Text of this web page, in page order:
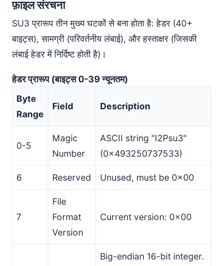
फ़ाइल संरचना
SU3 प्रारूप तीन मुख्य घटकों से बना होता है: हेडर (40+
बाइट्स), सामग्री (परिवर्तनीय लंबाई), और हस्ताक्षर (जिसकी
लंबाई हेडर में निर्दिष्ट होती है)।
हेडर प्रारूप (बाइट्स 0-39 न्यूनतम)
Byte
Range
Field Description
0-5
Magic
Number
ASCII string "I2Psu3"
(0x493250737533)
6 Reserved Unused, must be 0x00
7
File
Format
Version
Current version: 0x00
Big-endian 16-bit integer.